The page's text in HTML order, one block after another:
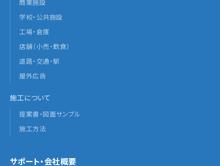
商業施設
学校・公共施設
工場・倉庫
店舗（小売・飲食）
道路・交通・駅
屋外広告
施工について
提案書・図面サンプル
施工方法
サポート・会社概要